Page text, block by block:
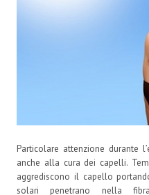
Particolare attenzione durante
anche alla cura dei capelli.
aggrediscono il capello
solari penetrano nella